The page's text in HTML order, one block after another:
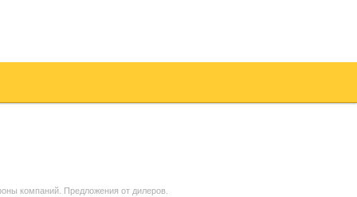
компаний. Предложения от дилеров.